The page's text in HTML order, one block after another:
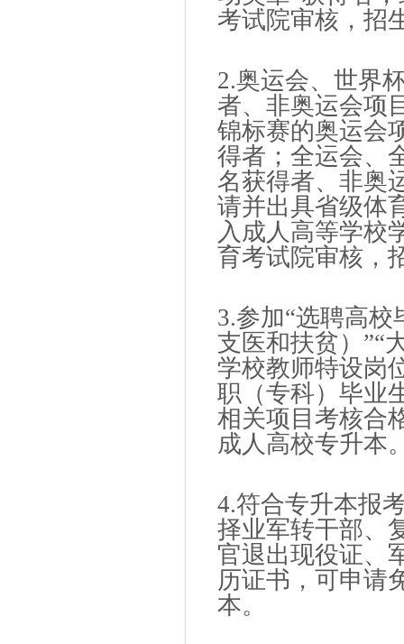
考试院审核，招
2.奥运会、世界
者、非奥运会项
锦标赛的奥运会
得者；全运会、
名获得者、非奥
请并出具省级体
入成人高等学校
育考试院审核，
3.参加“选聘高
支医和扶贫）”“
学校教师特设岗
职（专科）毕业
相关项目考核合
成人高校专升本
4.符合专升本报
择业军转干部、
官退出现役证、
历证书，可申请
本。